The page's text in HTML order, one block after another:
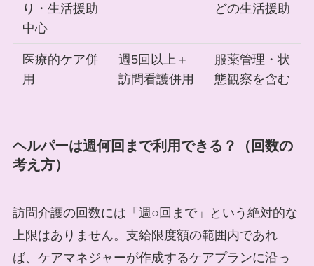
り・生活援助
中心
どの生活援助
医療的ケア併
用
週5回以上＋
訪問看護併用
服薬管理・状
態観察を含む
ヘルパーは週何回まで利用できる？（回数の
考え方）
訪問介護の回数には「週○回まで」という絶対的な
上限はありません。支給限度額の範囲内であれ
ば、ケアマネジャーが作成するケアプランに沿っ